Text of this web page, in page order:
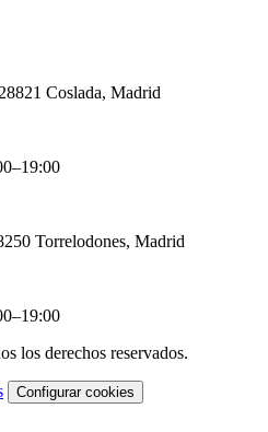
Coslada, Madrid
Torrelodones, Madrid
los derechos reservados.
Configurar cookies